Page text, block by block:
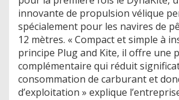
innovante de propulsion vélique
spécialement pour les navires de
12 mètres. « Compact et simple à
principe Plug and Kite, il offre une
complémentaire qui réduit
consommation de carburant et
d’exploitation » explique